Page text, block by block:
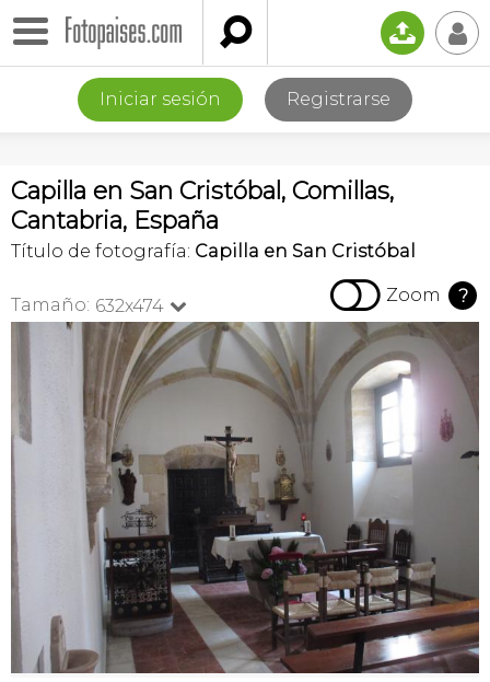
 📤 👤
Iniciar sesión Registrarse
Capilla en San Cristóbal, Comillas,
Cantabria, España
Título de fotografía: Capilla en San Cristóbal
Tamaño: 632x474   Zoom ?